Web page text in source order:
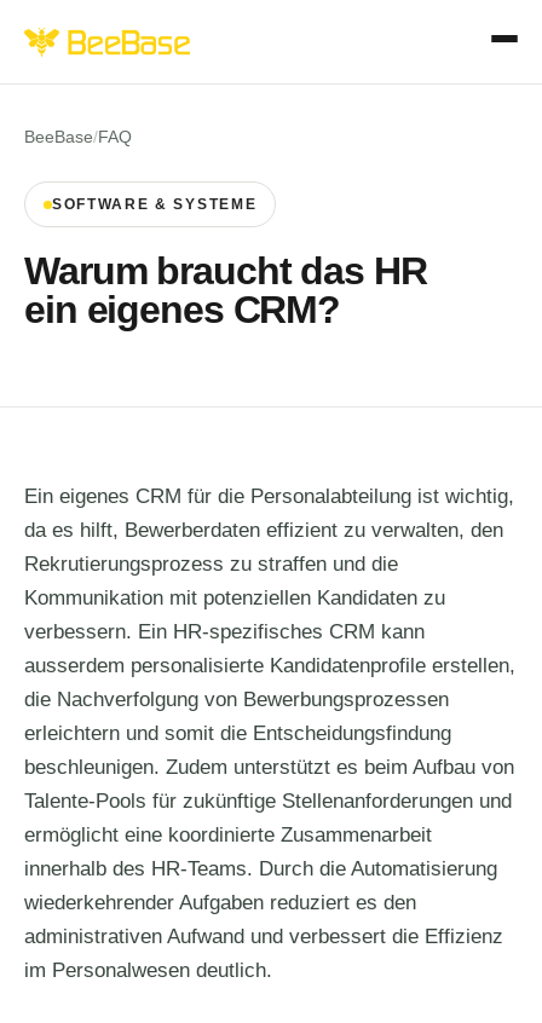
BeeBase/FAQ
SOFTWARE & SYSTEME
Warum braucht das HR
ein eigenes CRM?
Ein eigenes CRM für die Personalabteilung ist wichtig,
da es hilft, Bewerberdaten effizient zu verwalten, den
Rekrutierungsprozess zu straffen und die
Kommunikation mit potenziellen Kandidaten zu
verbessern. Ein HR-spezifisches CRM kann
ausserdem personalisierte Kandidatenprofile erstellen,
die Nachverfolgung von Bewerbungsprozessen
erleichtern und somit die Entscheidungsfindung
beschleunigen. Zudem unterstützt es beim Aufbau von
Talente-Pools für zukünftige Stellenanforderungen und
ermöglicht eine koordinierte Zusammenarbeit
innerhalb des HR-Teams. Durch die Automatisierung
wiederkehrender Aufgaben reduziert es den
administrativen Aufwand und verbessert die Effizienz
im Personalwesen deutlich.